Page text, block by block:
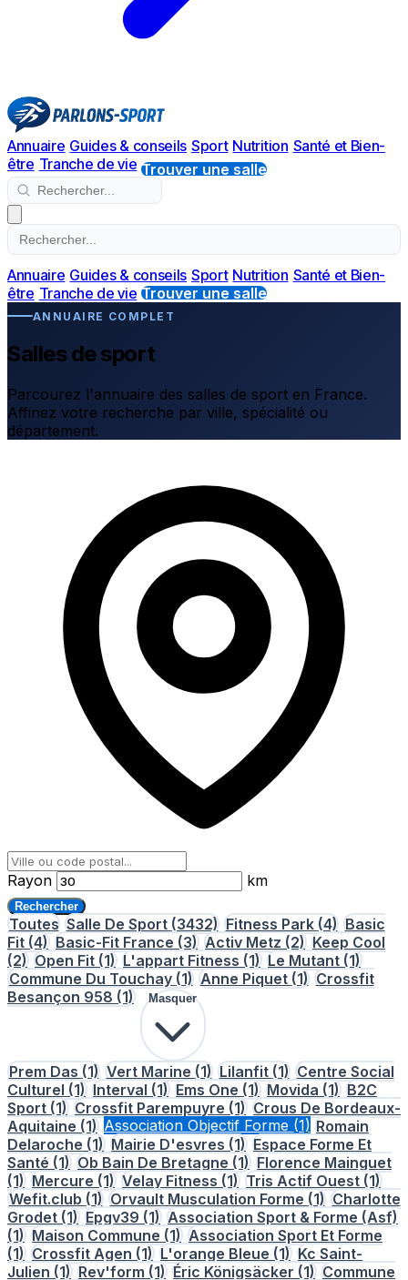
Annuaire Guides & conseils Sport Nutrition Santé et Bien-
être Tranche de vie Trouver une salle
Annuaire Guides & conseils Sport Nutrition Santé et Bien-
être Tranche de vie Trouver une salle
ANNUAIRE COMPLET
Salles de sport
Parcourez l'annuaire des salles de sport en France.
Affinez votre recherche par ville, spécialité ou
département.
Rayon km
Rechercher
Toutes Salle De Sport (3432) Fitness Park (4) Basic
Fit (4) Basic-Fit France (3) Activ Metz (2) Keep Cool
(2) Open Fit (1) L'appart Fitness (1) Le Mutant (1)
Commune Du Touchay (1) Anne Piquet (1) Crossfit
Besançon 958 (1) Masquer
Prem Das (1) Vert Marine (1) Lilanfit (1) Centre Social
Culturel (1) Interval (1) Ems One (1) Movida (1) B2C
Sport (1) Crossfit Parempuyre (1) Crous De Bordeaux-
Aquitaine (1) Association Objectif Forme (1) Romain
Delaroche (1) Mairie D'esvres (1) Espace Forme Et
Santé (1) Ob Bain De Bretagne (1) Florence Mainguet
(1) Mercure (1) Velay Fitness (1) Tris Actif Ouest (1)
Wefit.club (1) Orvault Musculation Forme (1) Charlotte
Grodet (1) Epgv39 (1) Association Sport & Forme (Asf)
(1) Maison Commune (1) Association Sport Et Forme
(1) Crossfit Agen (1) L'orange Bleue (1) Kc Saint-
Julien (1) Rev'form (1) Éric Königsäcker (1) Commune